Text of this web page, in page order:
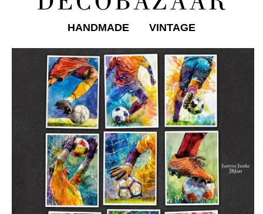
HANDMADE VINTAGE